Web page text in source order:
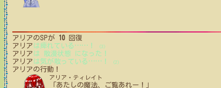
アリアのSPが 10 回復
アリア は痺れている …… ！ (3)
アリア は 散漫状態 になった！
アリア は気が散っている …… ！ (2)
アリアの行動！
アリア・ティレイト
「あたしの魔法、ご覧あれー！」